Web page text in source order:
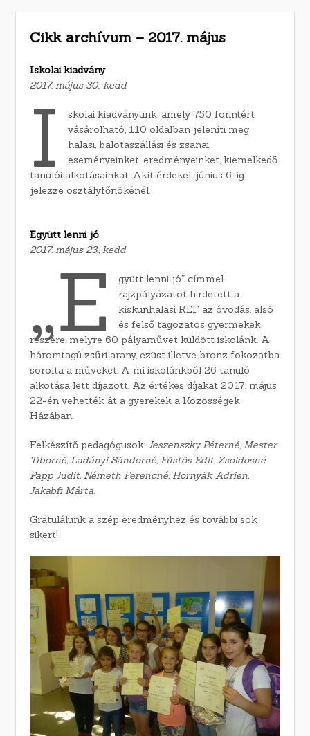
Cikk archívum – 2017. május
Iskolai kiadvány
2017. május 30., kedd
I
skolai kiadványunk, amely 750 forintért
vásárolható, 110 oldalban jeleníti meg
halasi, balotaszállási és zsanai
eseményeinket, eredményeinket, kiemelkedő
tanulói alkotásainkat. Akit érdekel, június 6-ig
jelezze osztályfőnökénél.
Együtt lenni jó
2017. május 23., kedd
„E
gyütt lenni jó” címmel
rajzpályázatot hirdetett a
kiskunhalasi KEF az óvodás, alsó
és felső tagozatos gyermekek
részére, melyre 60 pályaművet küldött iskolánk. A
háromtagú zsűri arany, ezüst illetve bronz fokozatba
sorolta a műveket. A mi iskolánkból 26 tanuló
alkotása lett díjazott. Az értékes díjakat 2017. május
22-én vehették át a gyerekek a Közösségek
Házában.
Felkészítő pedagógusok:Jeszenszky Péterné, Mester
Tiborné, Ladányi Sándorné, Füstös Edit, Zsoldosné
Papp Judit, Németh Ferencné, Hornyák Adrien,
Jakabfi Márta.
Gratulálunk a szép eredményhez és további sok
sikert!